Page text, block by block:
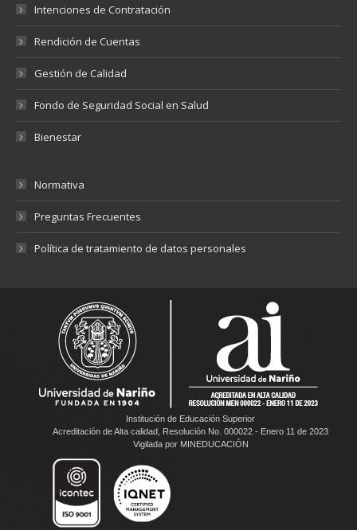
Intenciones de Contratación
Rendición de Cuentas
Gestión de Calidad
Fondo de Seguridad Social en Salud
Bienestar
Normativa
Preguntas Frecuentes
Política de tratamiento de datos personales
Institución de Educación Superior
Acreditación de Alta calidad, Resolución No. 000022 - Enero 11 de 2023
Vigilada por MINEDUCACIÓN